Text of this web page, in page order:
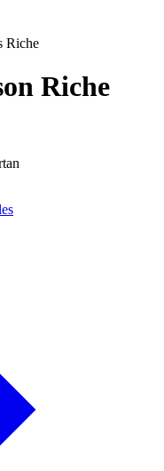
Riche
Riche